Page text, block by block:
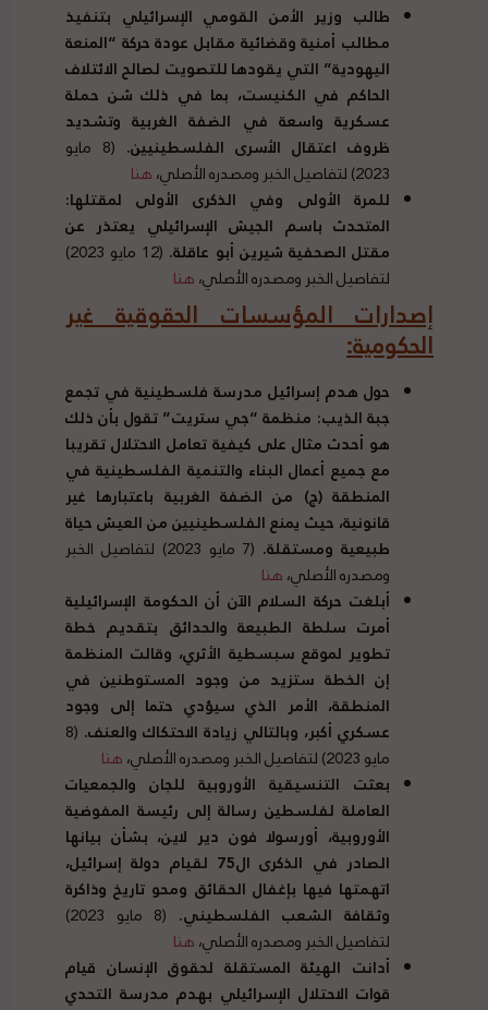
طالب وزير الأمن القومي الإسرائيلي بتنفيذ
مطالب أمنية وقضائية مقابل عودة حركة “المنعة
اليهودية” التي يقودها للتصويت لصالح الائتلاف
الحاكم في الكنيست، بما في ذلك شن حملة
عسكرية واسعة في الضفة الغربية وتشديد
ظروف اعتقال الأسرى الفلسطينيين.
(8 مايو
2023) لتفاصيل الخبر ومصدره الأصلي،
هنا
للمرة الأولى وفي الذكرى الأولى لمقتلها:
المتحدث باسم الجيش الإسرائيلي يعتذر عن
مقتل الصحفية شيرين أبو عاقلة.
(12 مايو 2023)
لتفاصيل الخبر ومصدره الأصلي،هنا
إصدارات المؤسسات الحقوقية غير
الحكومية:
حول هدم إسرائيل مدرسة فلسطينية في تجمع
جبة الذيب: منظمة“جي ستريت”تقول بأن ذلك
هو أحدث مثال على كيفية تعامل الاحتلال تقريبا
مع جميع أعمال البناء والتنمية الفلسطينية في
المنطقة(ج) من الضفة الغربية باعتبارها غير
قانونية، حيث يمنع الفلسطينيين من العيش حياة
طبيعية ومستقلة.
(7 مايو 2023) لتفاصيل الخبر
ومصدره الأصلي،هنا
أبلغت حركة السلام الآن أن الحكومة الإسرائيلية
أمرت سلطة الطبيعة والحدائق بتقديم خطة
تطوير لموقع سبسطية الأثري، وقالت المنظمة
إن الخطة ستزيد من وجود المستوطنين في
المنطقة، الأمر الذي سيؤدي حتما إلى وجود
عسكري أكبر، وبالتالي زيادة الاحتكاك والعنف.
(8
مايو 2023) لتفاصيل الخبر ومصدره الأصلي،
هنا
بعثت التنسيقية الأوروبية للجان والجمعيات
العاملة لفلسطين رسالة إلى رئيسة المفوضية
الأوروبية، أورسولا فون دير لاين، بشأن بيانها
الصادر في الذكرى ال75 لقيام دولة إسرائيل،
اتهمتها فيها بإغفال الحقائق ومحو تاريخ وذاكرة
وثقافة الشعب الفلسطيني.
(8 مايو 2023)
لتفاصيل الخبر ومصدره الأصلي،هنا
أدانت الهيئة المستقلة لحقوق الإنسان قيام
قوات الاحتلال الإسرائيلي بهدم مدرسة التحدي